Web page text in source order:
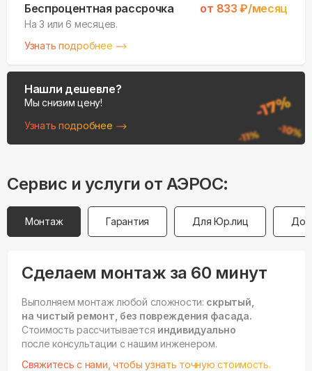
Беспроцентная рассрочка от 833 ₽/месяц
На 3 или 6 месяцев.
Узнать подробнее
Нашли дешевле?
Мы снизим цену!
Узнать подробнее
Сервис и услуги от АЭРОС:
Монтаж Гарантия Для Юр.лиц
Сделаем монтаж за 60 минут
Выполняем монтаж любой сложности: скрытый,
на чистый ремонт, без повреждения фасада.
Стоимость рассчитывается индивидуально
после консультации с нашим инженером.
Свяжитесь с нами, чтобы узнать точную стоимость.